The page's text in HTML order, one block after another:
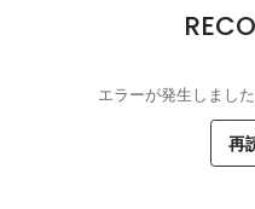
エラーが発生しまし
再